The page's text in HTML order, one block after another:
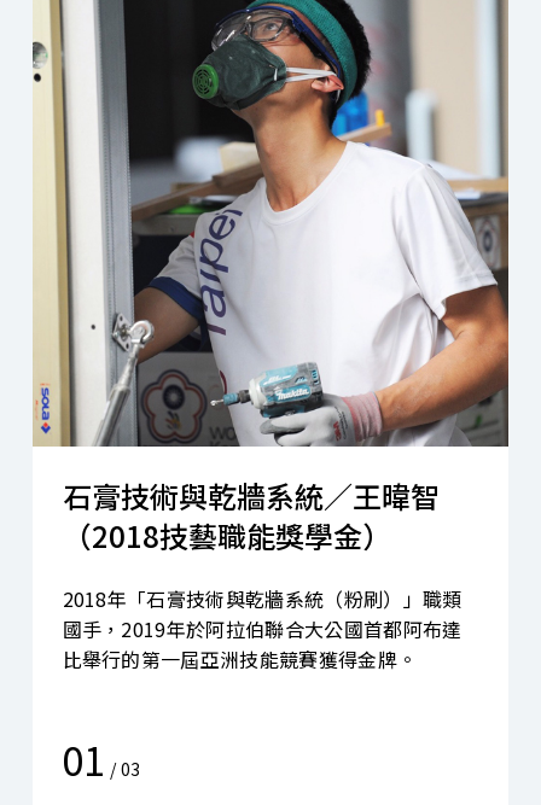
石膏技術與乾牆系統／王暐智
（2018技藝職能獎學金）
2018年「石膏技術與乾牆系統（粉刷）」職類
國手，2019年於阿拉伯聯合大公國首都阿布達
比舉行的第一屆亞洲技能競賽獲得金牌。
01 / 03